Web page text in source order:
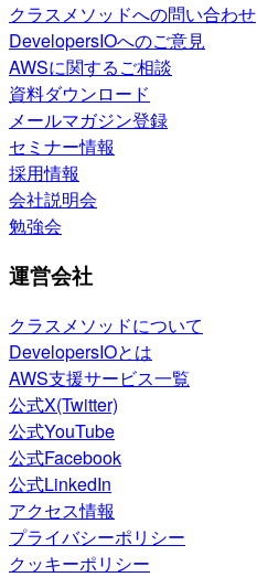
クラスメソッドへの問い合わせ
DevelopersIOへのご意見
AWSに関するご相談
資料ダウンロード
メールマガジン登録
セミナー情報
採用情報
会社説明会
勉強会
運営会社
クラスメソッドについて
DevelopersIOとは
AWS支援サービス一覧
公式X(Twitter)
公式YouTube
公式Facebook
公式LinkedIn
アクセス情報
プライバシーポリシー
クッキーポリシー